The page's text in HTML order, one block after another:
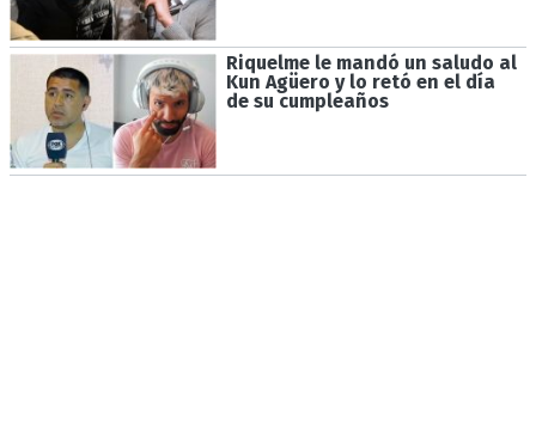
Riquelme le mandó un saludo al
Kun Agüero y lo retó en el día
de su cumpleaños